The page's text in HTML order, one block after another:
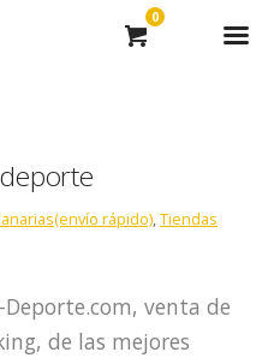
0
rápido),Tiendas
venta de
de las mejores